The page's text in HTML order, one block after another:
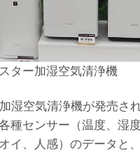
ター加湿空気清浄機
湿空気清浄機が発売され
種センサー（温度、湿
イ、人感）のデータと